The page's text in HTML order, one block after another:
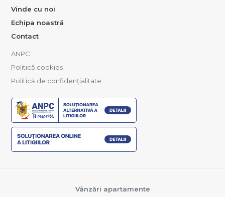
Vinde cu noi
Echipa noastră
Contact
ANPC
Politică cookies
Politică de confidențialitate
Vânzări apartamente